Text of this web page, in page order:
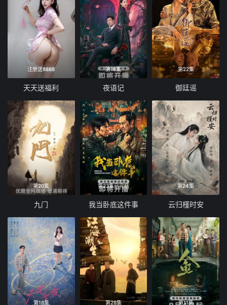
注册送8888
天天送福利
第18集
夜语记
第22集
御廷谣
第20集
九门
第23集已完结
我当卧底这件事
第24集
云归槿时安
第18集 第28集 第11集